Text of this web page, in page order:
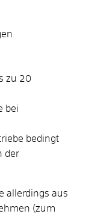
zu 20
bei
bedingt
der
allerdings aus
(zum